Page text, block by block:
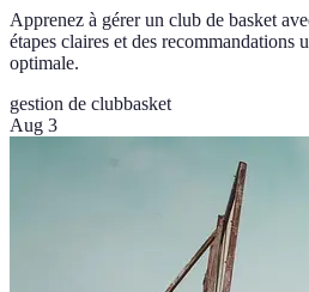
Apprenez à gérer un club de basket
étapes claires et des recommandations
optimale.
gestion de clubbasket
Aug 3